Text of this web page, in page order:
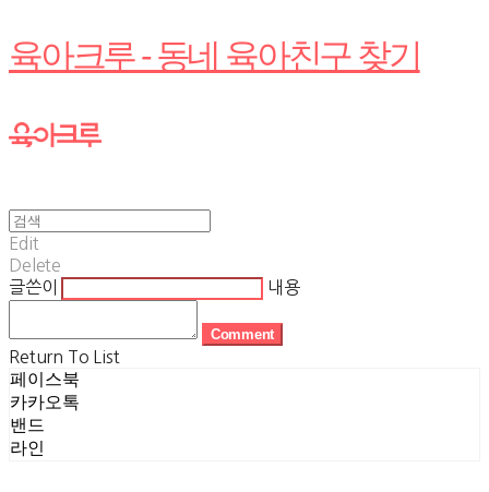
육아크루 - 동네 육아친구 찾기
Edit
Delete
글쓴이
내용
Comment
Return To List
페이스북
카카오톡
밴드
라인